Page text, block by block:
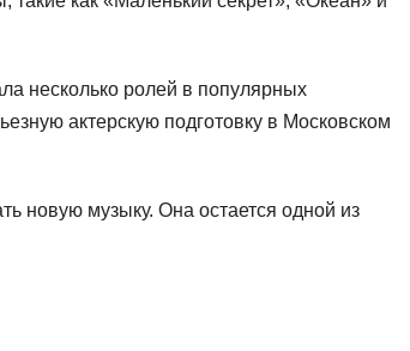
несколько ролей в популярных
актерскую подготовку в Московском
новую музыку. Она остается одной из